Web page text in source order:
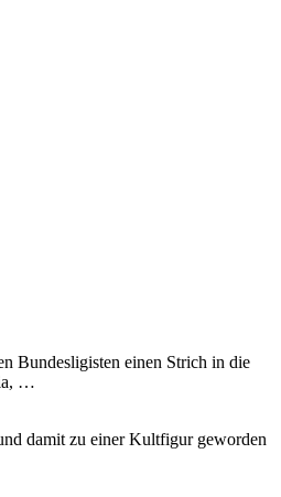
Bundesligisten einen Strich in die
…
damit zu einer Kultfigur geworden